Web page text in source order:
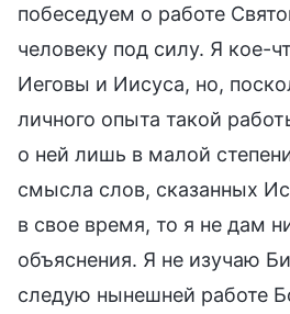
побеседуем о работе
человеку под силу. Я кое-
Иеговы и Иисуса, но,
личного опыта такой
о ней лишь в малой
смысла слов, сказанных
в свое время, то я не дам
объяснения. Я не изучаю
следую нынешней работе